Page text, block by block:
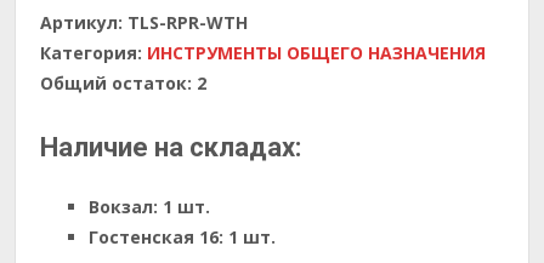
Артикул: TLS-RPR-WTH
Категория: ИНСТРУМЕНТЫ ОБЩЕГО НАЗНАЧЕНИЯ
Общий остаток: 2
Наличие на складах:
Вокзал: 1 шт.
Гостенская 16: 1 шт.